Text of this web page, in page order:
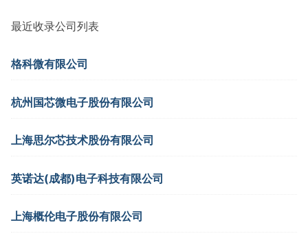
最近收录公司列表
格科微有限公司
杭州国芯微电子股份有限公司
上海思尔芯技术股份有限公司
英诺达(成都)电子科技有限公司
上海概伦电子股份有限公司